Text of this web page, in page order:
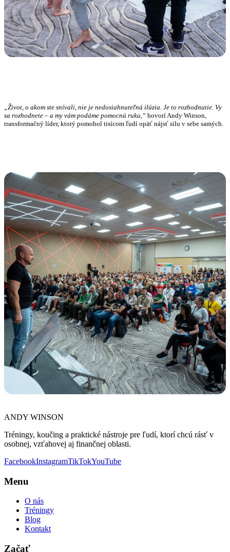
„Život, o akom ste snívali, nie je nedosiahnuteľná ilúzia. Je to rozhodnutie. Vy
sa rozhodnete – a my vám podáme pomocnú ruku,“ hovorí Andy Winson,
transformačný líder, ktorý pomohol tisícom ľudí opäť nájsť silu v sebe samých.
ANDY WINSON
Tréningy, koučing a praktické nástroje pre ľudí, ktorí chcú rásť v
osobnej, vzťahovej aj finančnej oblasti.
FacebookInstagramTikTokYouTube
Menu
O nás
Tréningy
Blog
Kontakt
Začať